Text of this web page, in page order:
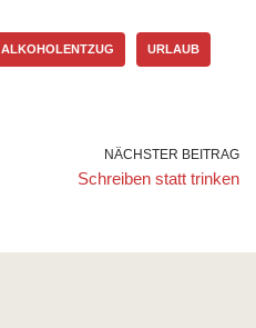
ALKOHOLENTZUG URLAUB
NÄCHSTER BEITRAG
Schreiben statt trinken